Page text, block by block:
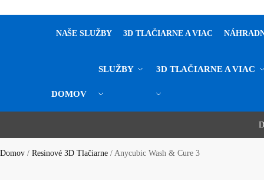
NAŠE SLUŽBY 3D TLAČIARNE A VIAC
DOMOV
SLUŽBY 3D TLAČIARNE A VIAC
Objavte svet 3D tlače, 3D
Zľava 1 % pri platbe
Potrebujete poradiť alebo ste
Domov / Resinové 3D Tlačiarne / Anycubic Wash & Cure 3